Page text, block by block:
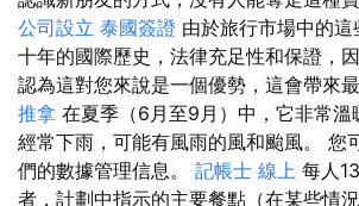
公司設立 泰國簽證 由於旅行市場中的
十年的國際歷史，法律充足性和保證，
認為這對您來說是一個優勢，這會帶來
推拿 在夏季（6月至9月）中，它非常溫
經常下雨，可能有風雨的風和颱風。 您
們的數據管理信息。 記帳士 線上 每人
者，計劃中指示的主要餐點（在某些情